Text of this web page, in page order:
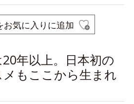
お気に入りに追加
年以上。日本初の
もここから生まれ